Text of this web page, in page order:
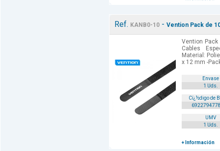
Ref. KANB0-10 - Vention Pack de
Vention
Cables
Material:
x 12 mm -
Envase
1 Uds.
Cï¿½digo de
UMV
1 Uds.
+ Información